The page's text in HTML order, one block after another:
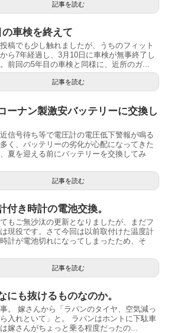
記事を読む
の車検を終えて
稿でも少し触れましたが、うちのフィット
ら7年経過し、3月10日に車検が無事終了し
前回の5年目の車検と同様に、近所のガ...
記事を読む
ーナン製激安バッテリーに交換し
信号待ち等で電圧計の電圧低下警報が鳴る
く、バッテリーの劣化が心配になってきた
夏を迎える前にバッテリーを交換してみ
記事を読む
付き時計の電池交換。
もご無沙汰の更新となりましたが、まだフ
現役です。さて今回は以前取付けた温度計
計が電池切れになってしまったため、そ
記事を読む
にも抜けるものなのか。
。 嫁さんから「ラパンのタイヤ、空気減っ
入れといて」と。 ラパンはホントに下駄車
嫁さんがちょっと乗る程度だったの...